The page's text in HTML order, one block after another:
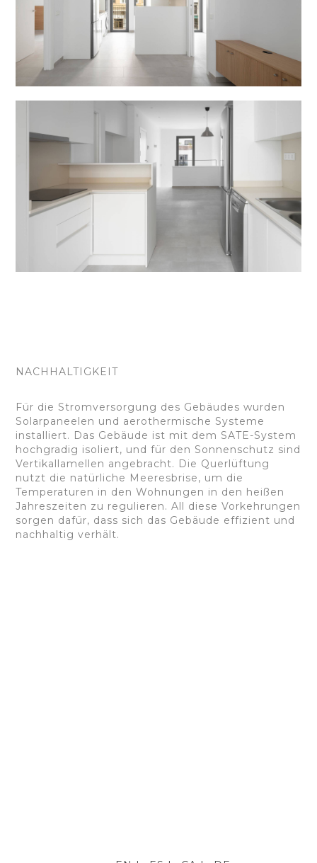
NACHHALTIGKEIT
Für die Stromversorgung des Gebäudes wurden
Solarpaneelen und aerothermische Systeme
installiert. Das Gebäude ist mit dem SATE-System
hochgradig isoliert, und für den Sonnenschutz sind
Vertikallamellen angebracht. Die Querlüftung
nutzt die natürliche Meeresbrise, um die
Temperaturen in den Wohnungen in den heißen
Jahreszeiten zu regulieren. All diese Vorkehrungen
sorgen dafür, dass sich das Gebäude effizient und
nachhaltig verhält.